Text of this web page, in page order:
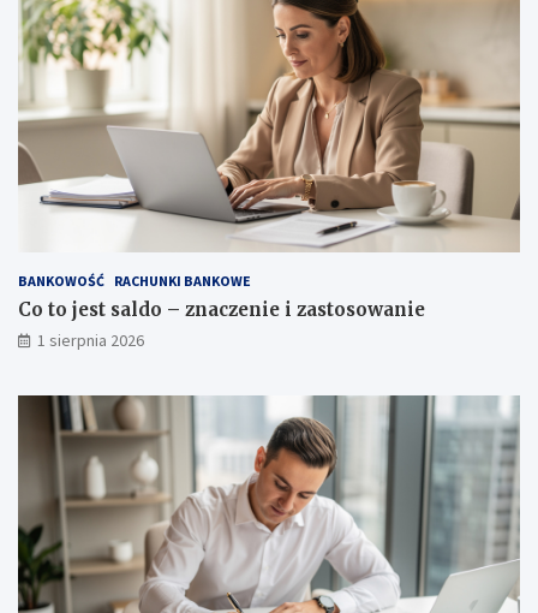
BANKOWOŚĆ RACHUNKI BANKOWE
Co to jest saldo – znaczenie i zastosowanie
1 sierpnia 2026